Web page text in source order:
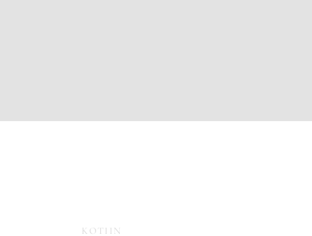
KOTIIN